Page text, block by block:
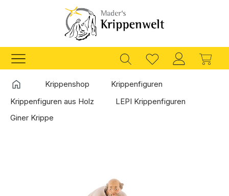
Zum Hauptinhalt springen
StartseiteKrippenshop
Krippenfiguren
Krippenfiguren aus Holz
LEPI Krippenfiguren
Giner Krippe